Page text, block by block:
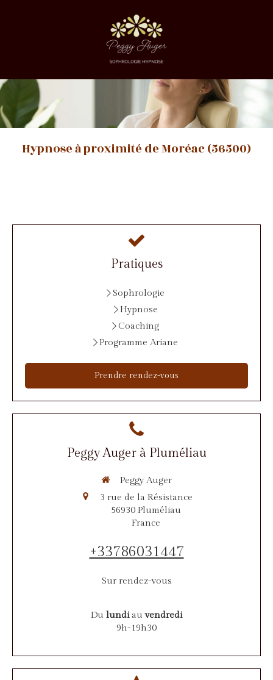
Hypnose à proximité de Moréac (56500)
Pratiques
Sophrologie
Hypnose
Coaching
Programme Ariane
Prendre rendez-vous
Peggy Auger à Pluméliau
Peggy Auger
3 rue de la Résistance
56930 Pluméliau
France
+33786031447
Sur rendez-vous
Du lundiauvendredi
9h-19h30